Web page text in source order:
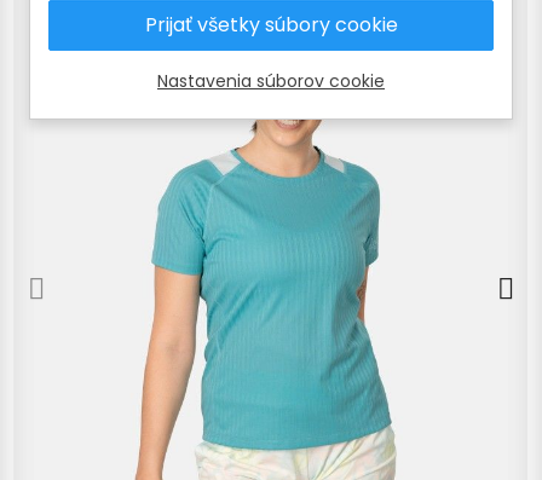
Prijať všetky súbory cookie
Nastavenia súborov cookie